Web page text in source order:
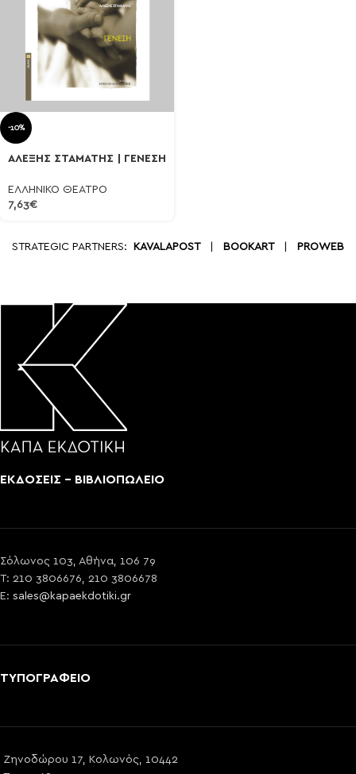
-10%
ΑΛΕΞΗΣ ΣΤΑΜΑΤΗΣ | ΓΕΝΕΣΗ
ΕΛΛΗΝΙΚΟ ΘΕΑΤΡΟ
7,63€
STRATEGIC PARTNERS: KAVALAPOST| BOOKART| PROWEB
ΕΚΔΟΣΕΙΣ - ΒΙΒΛΙΟΠΩΛΕΙΟ
Σόλωνος 103, Αθήνα, 106 79
T: 210 3806676, 210 3806678
E: sales@kapaekdotiki.gr
ΤΥΠΟΓΡΑΦΕΙΟ
Ζηνοδώρου 17, Κολωνός, 10442